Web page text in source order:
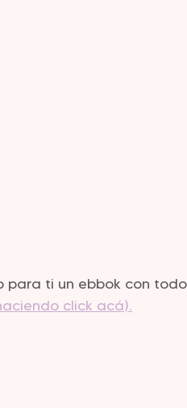
para ti un ebbok con
click acá).